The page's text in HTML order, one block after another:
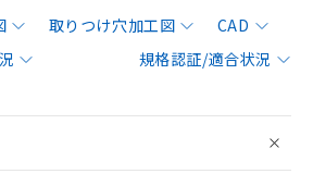
取りつけ穴加工図
CAD
規格認証/適合状況